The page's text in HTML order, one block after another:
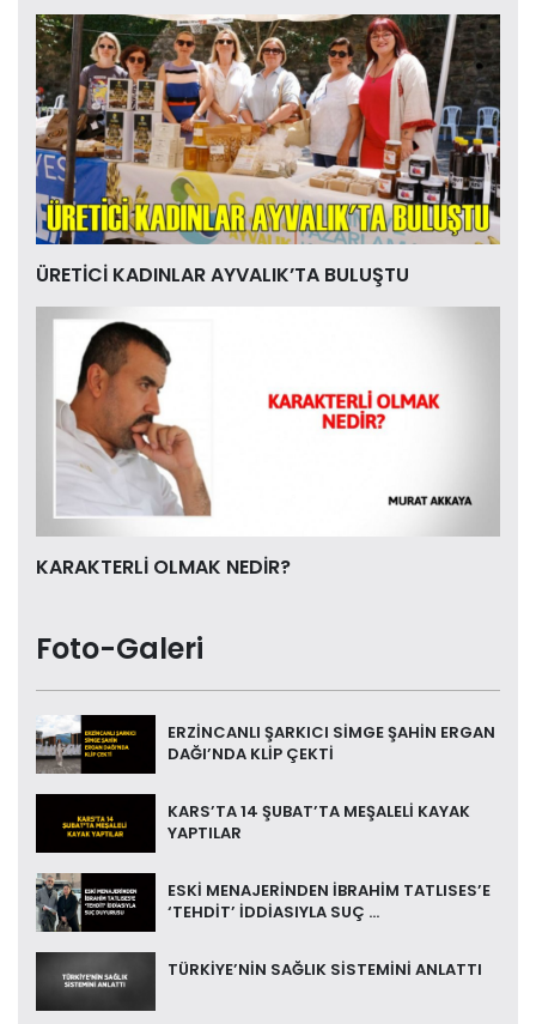
ÜRETİCİ KADINLAR AYVALIK’TA BULUŞTU
KARAKTERLİ OLMAK NEDİR?
Foto-Galeri
ERZİNCANLI ŞARKICI SİMGE ŞAHİN ERGAN
DAĞI’NDA KLİP ÇEKTİ
KARS’TA 14 ŞUBAT’TA MEŞALELİ KAYAK
YAPTILAR
ESKİ MENAJERİNDEN İBRAHİM TATLISES’E
‘TEHDİT’ İDDİASIYLA SUÇ ...
TÜRKİYE’NİN SAĞLIK SİSTEMİNİ ANLATTI